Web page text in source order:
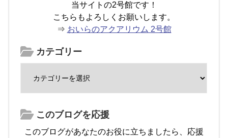
当サイトの2号館です！
こちらもよろしくお願いします。
⇒ おいらのアクアリウム 2号館
カテゴリー
このブログを応援
このブログがあなたのお役に立ちましたら、応援